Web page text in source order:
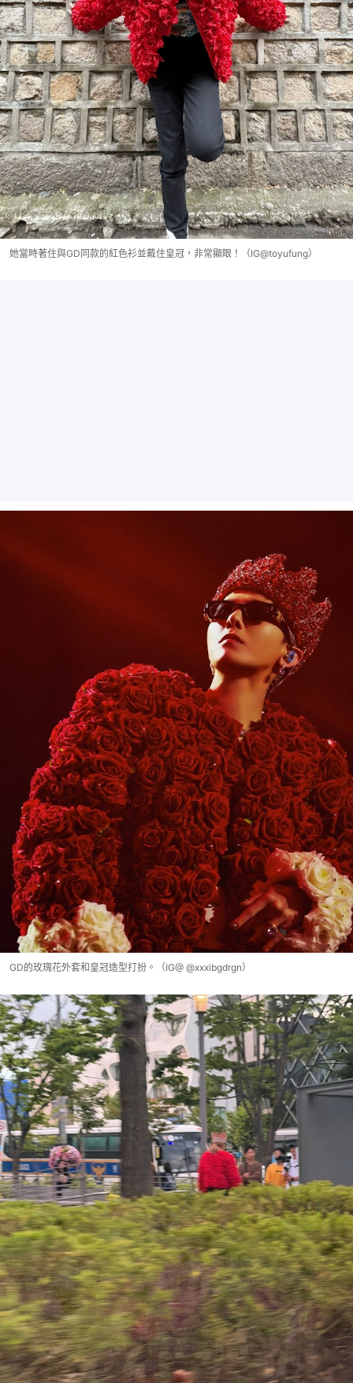
她當時著住與GD同款的紅色衫並戴住皇冠，非常顯眼！（IG@toyufung）
GD的玫瑰花外套和皇冠造型打扮。（IG@ @xxxibgdrgn）